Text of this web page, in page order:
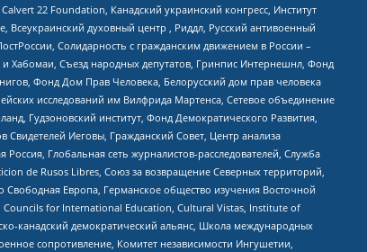
22 Foundation, Канадский украинский конгресс, Институт
духовный центр , Риддл, Русский антивоенный
Солидарность с гражданским движением в России –
и Хабомаи, Съезд народных депутатов, Гринпис Интернешнл, Фонд
Фонд Дом Прав Человека, Белорусский дом прав человека
исследований им Вилфрида Мартенса, Сетевое объединение
Гудзоновский институт, Фонд Демократического Развития,
Иеговы, Гражданский Совет, Центр анализа
Глобальная сеть журналистов-расследователей, Служба
de Rusos Libres, Союз за возвращение Северных территорий,
Европа, Германское общество изучения Восточной
for International Education, Cultural Vistas, Institute of
канадский демократический альянс, Школа международных
сопротивление, Комитет независимости Ингушетии,